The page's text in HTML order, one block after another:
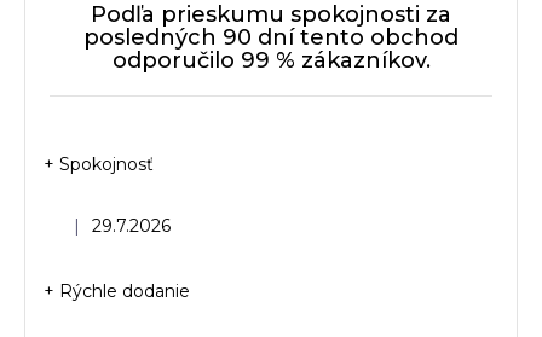
Podľa prieskumu spokojnosti za
posledných 90 dní tento obchod
odporučilo 99 % zákazníkov.
Hodnotenie obchodu je 5 z 5 hviezdičiek.
29.7.2026
+ Spokojnosť
+ Rýchle dodanie